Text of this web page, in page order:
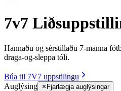
7v7
Hannaðu og sérstillaðu 7-manna
draga-og-sleppa tóli.
Búa til 7V7 uppstilingu
Auglýsing
Fjarlægja auglýsingar